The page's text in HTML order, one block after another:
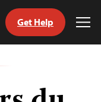
Get Help